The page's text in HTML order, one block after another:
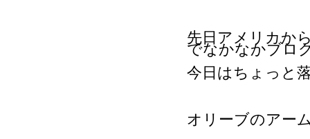
先日アメリカか
でなかなかブロ
今日はちょっと
オリーブのアー